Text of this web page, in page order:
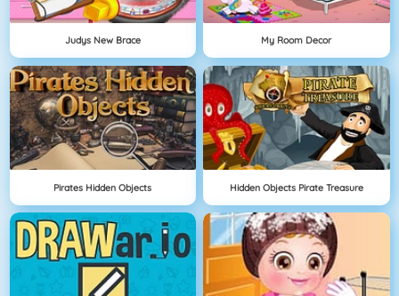
Judys New Brace My Room Decor
Pirates Hidden Objects Hidden Objects Pirate Treasure